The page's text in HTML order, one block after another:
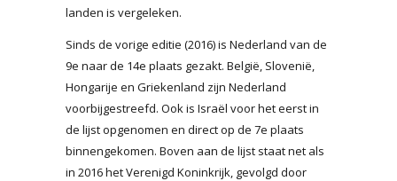
landen is vergeleken.
Sinds de vorige editie (2016) is Nederland van de
9e naar de 14e plaats gezakt. België, Slovenië,
Hongarije en Griekenland zijn Nederland
voorbijgestreefd. Ook is Israël voor het eerst in
de lijst opgenomen en direct op de 7e plaats
binnengekomen. Boven aan de lijst staat net als
in 2016 het Verenigd Koninkrijk, gevolgd door